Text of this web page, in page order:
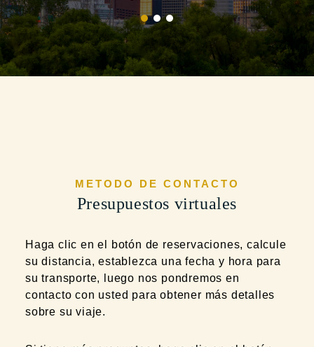
METODO DE CONTACTO
Presupuestos virtuales
Haga clic en el botón de reservaciones, calcule
su distancia, establezca una fecha y hora para
su transporte, luego nos pondremos en
contacto con usted para obtener más detalles
sobre su viaje.